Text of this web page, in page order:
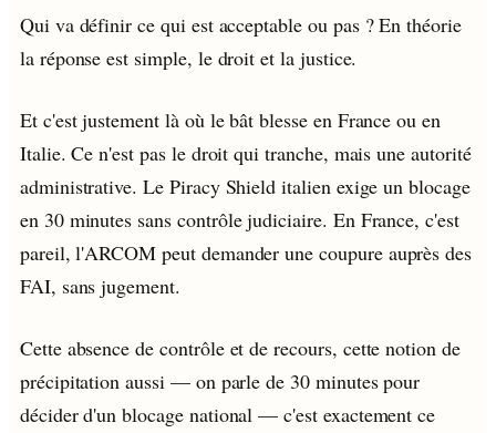
Qui va définir ce qui est acceptable ou pas ? En théorie
la réponse est simple, le droit et la justice.
Et c'est justement là où le bât blesse en France ou en
Italie. Ce n'est pas le droit qui tranche, mais une autorité
administrative. Le Piracy Shield italien exige un blocage
en 30 minutes sans contrôle judiciaire. En France, c'est
pareil, l'ARCOM peut demander une coupure auprès des
FAI, sans jugement.
Cette absence de contrôle et de recours, cette notion de
précipitation aussi — on parle de 30 minutes pour
décider d'un blocage national — c'est exactement ce